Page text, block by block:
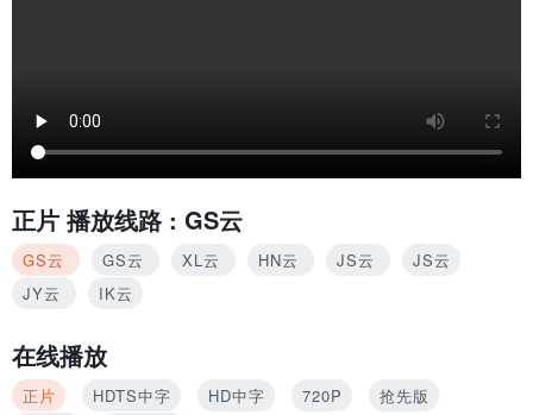
正片 播放线路 : GS云
GS云 GS云 XL云 HN云 JS云
JS云
JY云
IK云
在线播放
正片 HDTS中字 HD中字 720P
抢先版